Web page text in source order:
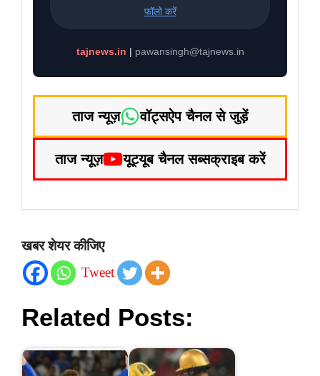
फॉलो करें
tajnews.in | pawansingh@tajnews.in
ताज न्यूज़ वॉट्सऐप चैनल से जुड़ें
ताज न्यूज़ यूट्यूब चैनल सब्सक्राइब करें
खबर शेयर कीजिए
Tweet
Related Posts: